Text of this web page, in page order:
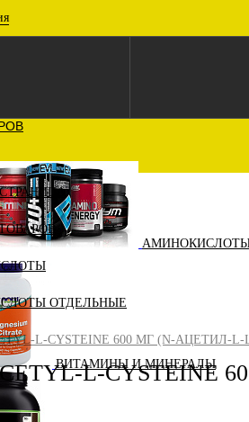
ВИТАМИНЫ И МИНЕРАЛЫ
ОТДЕЛЬНЫЕ
L-CYSTEINE 600 МГ (N-АЦЕТИЛ-
L-